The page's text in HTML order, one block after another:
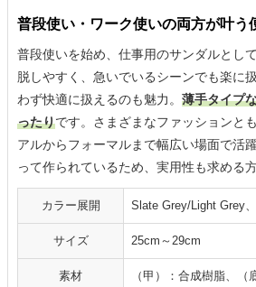
普段使い・ワーク使いの両方が叶う
普段使いを始め、仕事用のサンダルとし
脱しやすく、急いでいるシーンでも楽に
わず快適に扱えるのも魅力。 薄手タイプ
ったりです。さまざまなファッションと
アルからフォーマルまで幅広い場面で活
って作られているため、実用性も求める
カラー展開 Slate Grey/Light Grey
サイズ 25cm～29cm
素材 （甲）：合成樹脂、（